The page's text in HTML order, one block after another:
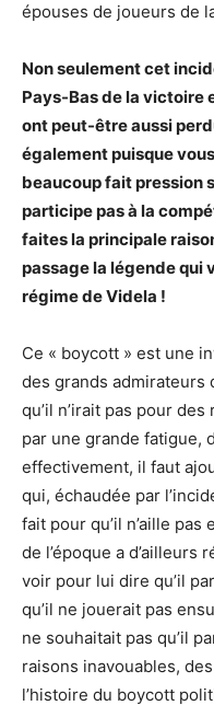
épouses de joueurs de
Non seulement cet
Pays-Bas de la victoire
ont peut-être aussi
également puisque
beaucoup fait pression
participe pas à la
faites la principale
passage la légende qui
régime de Videla !
Ce « boycott » est une
des grands admirateurs
qu’il n’irait pas pour
par une grande fatigue,
effectivement, il faut
qui, échaudée par
fait pour qu’il n’aille
de l’époque a d’ailleurs
voir pour lui dire qu’il
qu’il ne jouerait pas
ne souhaitait pas qu’il
raisons inavouables,
l’histoire du boycott